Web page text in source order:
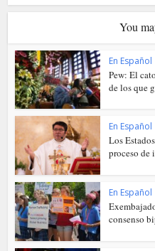
You
En Español
Pew: El
de los que
En Español
Los
proceso de
En Español
consenso